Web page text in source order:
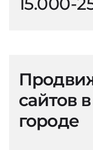
сайтов
городе